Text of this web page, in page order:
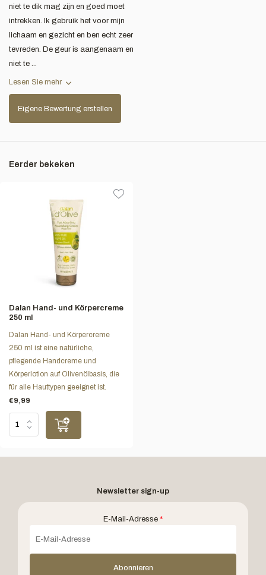
niet te dik mag zijn en goed moet
intrekken. Ik gebruik het voor mijn
lichaam en gezicht en ben echt zeer
tevreden. De geur is aangenaam en
niet te ...
Lesen Sie mehr
Eigene Bewertung erstellen
Eerder bekeken
Dalan Hand- und Körpercreme
250 ml
Dalan Hand- und Körpercreme
250 ml ist eine natürliche,
pflegende Handcreme und
Körperlotion auf Olivenölbasis, die
für alle Hauttypen geeignet ist.
€9,99
Newsletter sign-up
E-Mail-Adresse *
Abonnieren